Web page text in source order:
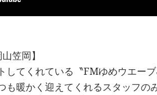
笠岡】
してくれている〝FMゆめウエー
も暖かく迎えてくれるスタッフの